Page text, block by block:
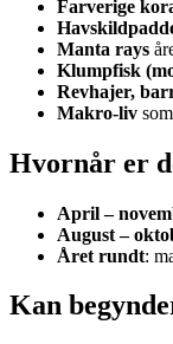
Farverige
Manta rays
Klumpfisk
Revhajer,
Makro-liv
Hvornår er
April –
August –
Året rundt:
Kan